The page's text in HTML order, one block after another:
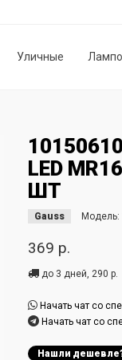
Уличные
LED
ШТ
Gauss Модель:
369 р.
до 3 дней, 290 р.
Начать чат со
Начать чат со
Нашли